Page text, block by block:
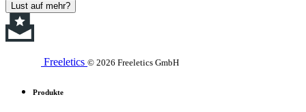
Lust auf mehr?
Freeletics © 2026 Freeletics GmbH
Produkte